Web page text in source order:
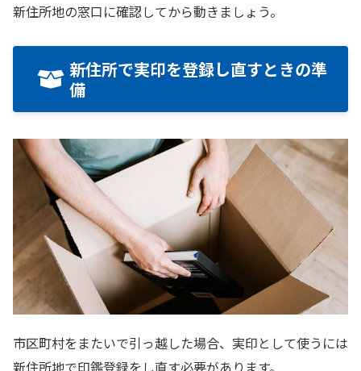
新住所地の窓口に確認してから動きましょう。
新住所で実印を登録し直すときの準
備
市区町村をまたいで引っ越した場合、実印として使うには